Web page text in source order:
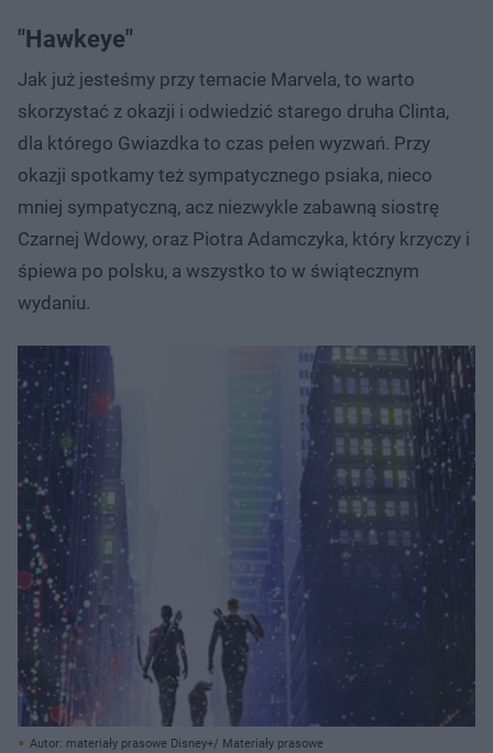
"Hawkeye"
Jak już jesteśmy przy temacie Marvela, to warto
skorzystać z okazji i odwiedzić starego druha Clinta,
dla którego Gwiazdka to czas pełen wyzwań. Przy
okazji spotkamy też sympatycznego psiaka, nieco
mniej sympatyczną, acz niezwykle zabawną siostrę
Czarnej Wdowy, oraz Piotra Adamczyka, który krzyczy i
śpiewa po polsku, a wszystko to w świątecznym
wydaniu.
Autor: materiały prasowe Disney+/ Materiały prasowe